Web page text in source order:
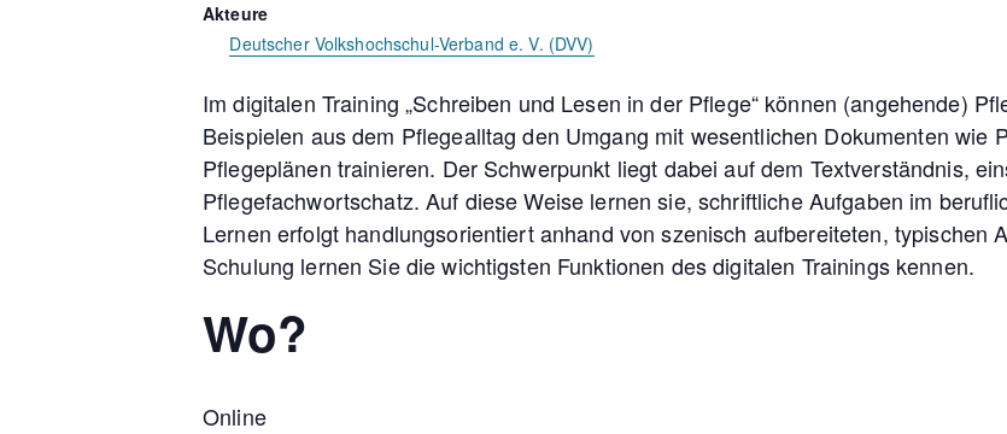
Akteure
Deutscher Volkshochschul-Verband e. V. (DVV)
Im digitalen Training „Schreiben und Lesen in der Pflege“ können (angehende)
Beispielen aus dem Pflegealltag den Umgang mit wesentlichen Dokumenten wie
Pflegeplänen trainieren. Der Schwerpunkt liegt dabei auf dem Textverständnis,
Pflegefachwortschatz. Auf diese Weise lernen sie, schriftliche Aufgaben im
Lernen erfolgt handlungsorientiert anhand von szenisch aufbereiteten, typischen
Schulung lernen Sie die wichtigsten Funktionen des digitalen Trainings kennen.
Wo?
Online